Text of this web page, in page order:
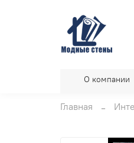
О компании
Главная